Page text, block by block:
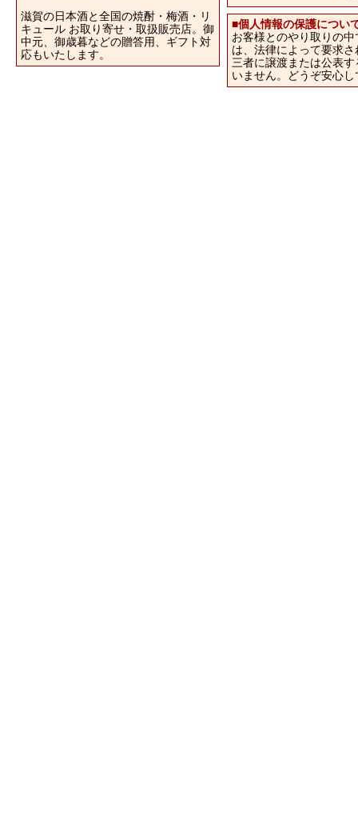
滋賀の日本酒と全国の焼酎・梅酒・リ
キュール お取り寄せ・取扱販売店。御
中元、御歳暮などの贈答用、ギフト対
応もいたします。
■個人情報の保護につい
お客様とのやり取りの
は、法律によって要求
三者に譲渡または公表
いません。どうぞ安心